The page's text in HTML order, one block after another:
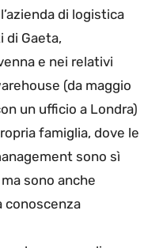
di logistica
di Gaeta,
e nei relativi
(da maggio
un ufficio a Londra)
famiglia, dove le
sono sì
sono anche
conoscenza